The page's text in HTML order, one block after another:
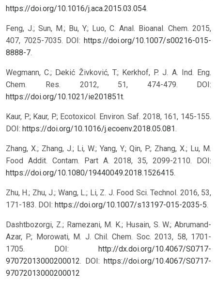
https://doi.org/10.1016/j.aca.2015.03.054.
Feng, J.; Sun, M.; Bu, Y.; Luo, C. Anal. Bioanal. Chem. 2015,
407, 7025-7035. DOI: https://doi.org/10.1007/s00216-015-
8888-7.
Wegmann, C.; D̵ekić Živković, T.; Kerkhof, P. J. A. Ind. Eng.
Chem. Res. 2012, 51, 474-479. DOI:
https://doi.org/10.1021/ie201851t.
Kaur, P.; Kaur, P.; Ecotoxicol. Environ. Saf. 2018, 161, 145-155.
DOI: https://doi.org/10.1016/j.ecoenv.2018.05.081.
Zhang, X.; Zhang, J.; Li, W.; Yang, Y.; Qin, P.; Zhang, X.; Lu, M.
Food Addit. Contam. Part A. 2018, 35, 2099-2110. DOI:
https://doi.org/10.1080/19440049.2018.1526415.
Zhu, H.; Zhu, J.; Wang, L.; Li, Z. J. Food Sci. Technol. 2016, 53,
171-183. DOI: https://doi.org/10.1007/s13197-015-2035-5.
Dashtbozorgi, Z.; Ramezani, M. K.; Husain, S. W.; Abrumand-
Azar, P.; Morowati, M. J. Chil. Chem. Soc. 2013, 58, 1701-
1705. DOI:
http://dx.doi.org/10.4067/S0717-
97072013000200012. DOI: https://doi.org/10.4067/S0717-
97072013000200012